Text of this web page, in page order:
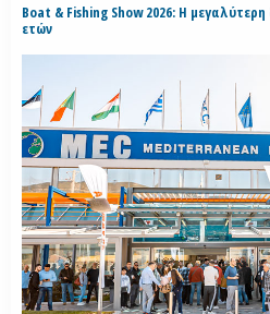
Boat & Fishing Show 2026: Η
ετών